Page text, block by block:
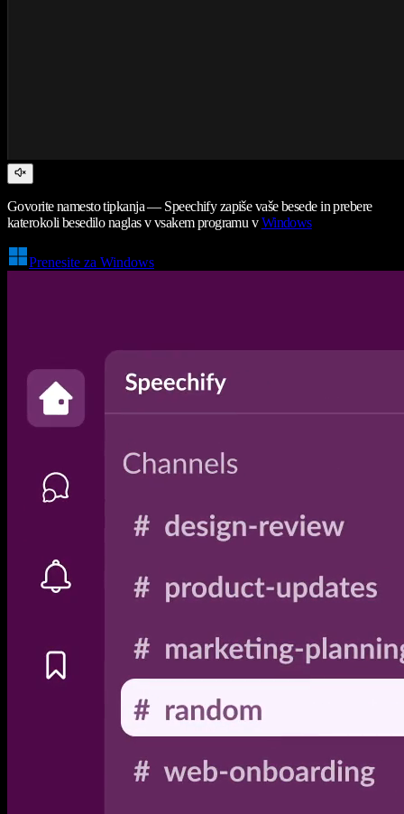
Govorite namesto tipkanja — Speechify zapiše vaše besede in prebere
katerokoli besedilo naglas v vsakem programu vWindows
Prenesite za Windows